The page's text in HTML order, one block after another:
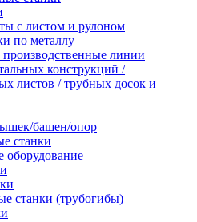
с листом и рулоном
по металлу
линии
конструкций /
листов / трубных досок и
башен/опор
станки
оборудование
станки (трубогибы)